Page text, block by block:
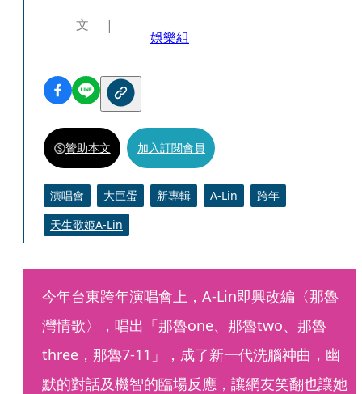
文
娛樂組
贊助本文 加入訂閱會員
演唱會 大巨蛋 新專輯 A-Lin
跨年
天生歌姬A-Lin
今年台東跨年演唱會上，A-Lin即興改編〈那魯
灣情歌〉，唱出「那魯one、那魯two、那魯
three，那魯7-11」，成了新一代洗腦神曲，幽
默的對話及機智的臨場反應，讓網友笑翻也讓她